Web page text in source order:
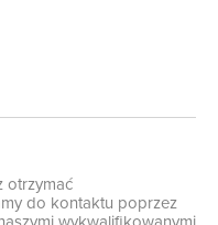
otrzymać
do kontaktu poprzez